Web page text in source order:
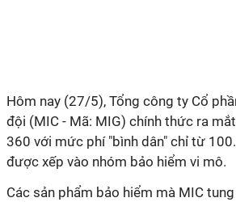
Hôm nay (27/5), Tổng công ty Cổ
đội (MIC - Mã: MIG) chính thức ra
360 với mức phí "bình dân" chỉ từ
được xếp vào nhóm bảo hiểm vi mô.
Các sản phẩm bảo hiểm mà MIC